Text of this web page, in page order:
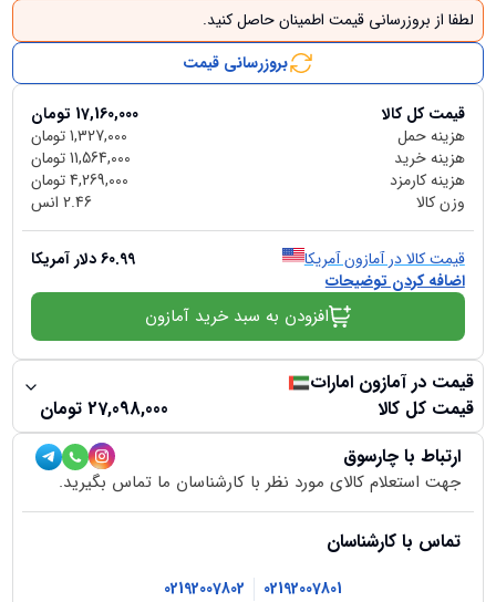
لطفا از بروزرسانی قیمت اطمینان حاصل کنید.
بروزرسانی قیمت
قیمت کل کالا 17,160,000 تومان
هزینه حمل
1,327,000تومان
هزینه خرید
11,564,000تومان
هزینه کارمزد
4,269,000تومان
وزن کالا
2.46 انس
قیمت کالا در آمازون آمریکا 60.99دلار آمریکا
اضافه کردن توضیحات
افزودن به سبد خرید آمازون
قیمت در آمازون امارات
قیمت کل کالا
27,098,000 تومان
ارتباط با چارسوق
جهت استعلام کالای مورد نظر با کارشناسان ما تماس بگیرید.
تماس با کارشناسان
02192007801
02192007802